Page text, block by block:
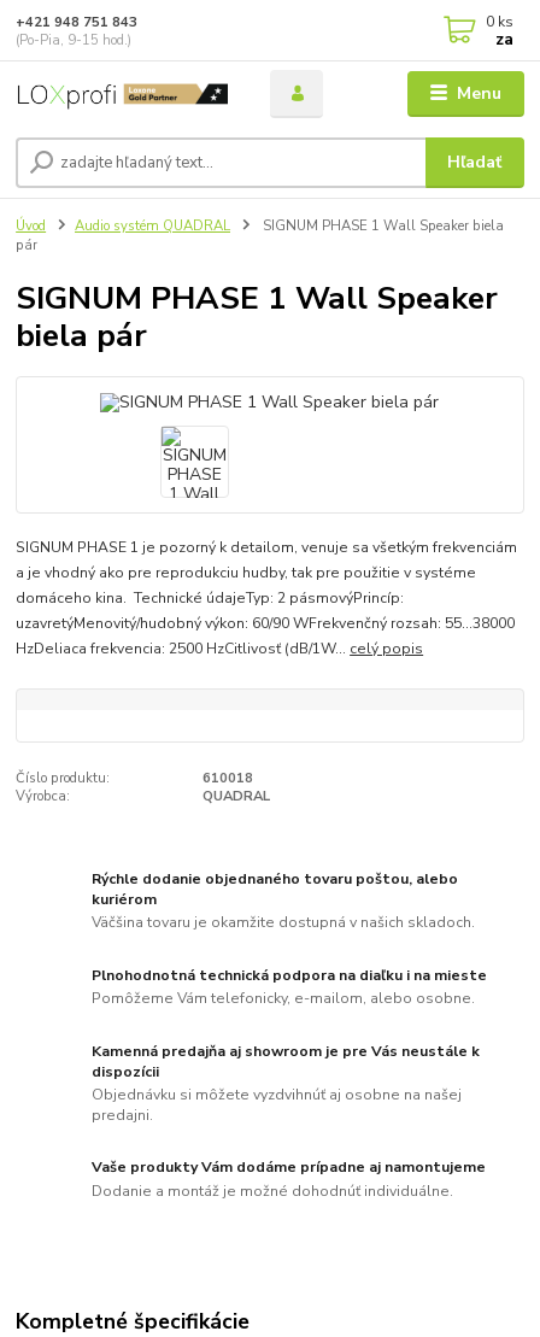
Menu
Hľadať
+421 948 751 843
(Po-Pia, 9-15 hod.)
0 ks
za
Úvod Audio systém QUADRAL
SIGNUM PHASE 1 Wall Speaker biela
pár
SIGNUM PHASE 1 Wall Speaker
biela pár
SIGNUM PHASE 1 je pozorný k detailom, venuje sa všetkým frekvenciám
a je vhodný ako pre reprodukciu hudby, tak pre použitie v systéme
domáceho kina. Technické údajeTyp: 2 pásmovýPrincíp:
uzavretýMenovitý/hudobný výkon: 60/90 WFrekvenčný rozsah: 55…38000
HzDeliaca frekvencia: 2500 HzCitlivosť (dB/1W... celý popis
Číslo produktu:
610018
Výrobca:
QUADRAL
Rýchle dodanie objednaného tovaru poštou, alebo
kuriérom
Väčšina tovaru je okamžite dostupná v našich skladoch.
Plnohodnotná technická podpora na diaľku i na mieste
Pomôžeme Vám telefonicky, e-mailom, alebo osobne.
Kamenná predajňa aj showroom je pre Vás neustále k
dispozícii
Objednávku si môžete vyzdvihnúť aj osobne na našej
predajni.
Vaše produkty Vám dodáme prípadne aj namontujeme
Dodanie a montáž je možné dohodnúť individuálne.
Kompletné špecifikácie